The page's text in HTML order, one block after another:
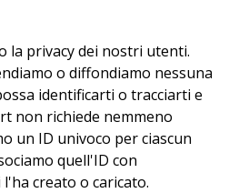
la privacy dei nostri utenti.
o diffondiamo nessuna
identificarti o tracciarti e
non richiede nemmeno
un ID univoco per ciascun
quell'ID con
creato o caricato.